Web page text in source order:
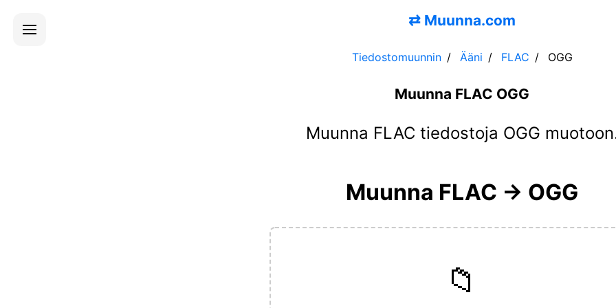
⇄ Muunna.com
Tiedostomuunnin Ääni FLAC OGG
Muunna FLAC OGG
Muunna FLAC tiedostoja OGG
Muunna FLAC → OGG
📁